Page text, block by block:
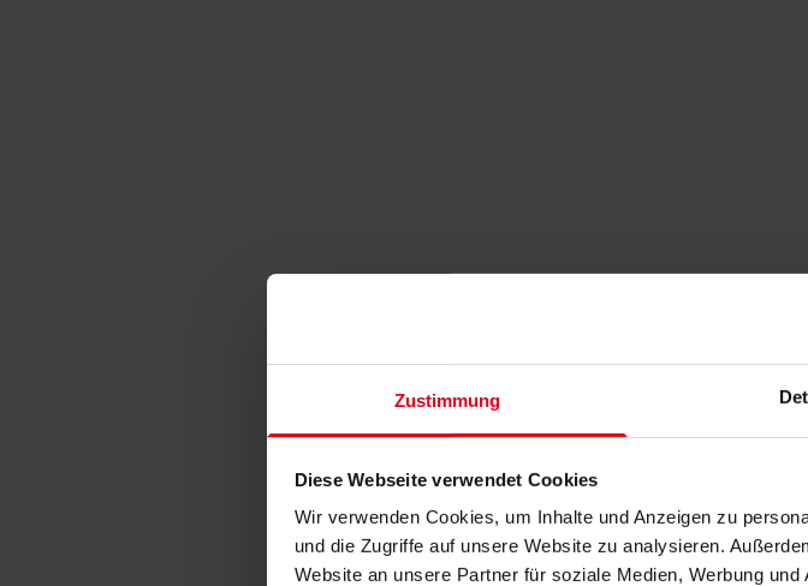
Zustimmung
Diese Webseite verwendet Cookies
Wir verwenden Cookies, um Inhalte und Anzeigen zu
und die Zugriffe auf unsere Website zu analysieren.
Website an unsere Partner für soziale Medien, Werbung